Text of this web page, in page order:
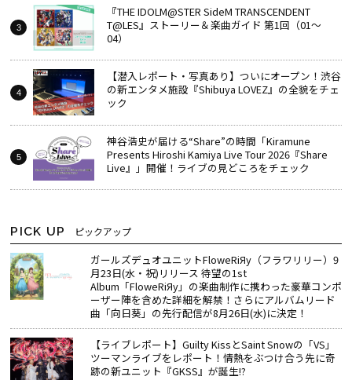
『THE IDOLM@STER SideM TRANSCENDENT
T@LES』ストーリー＆楽曲ガイド 第1回（01～
04）
【潜入レポート・写真あり】ついにオープン！渋谷
の新エンタメ施設『Shibuya LOVEZ』の全貌をチェ
ック
神谷浩史が届ける“Share”の時間――「Kiramune
Presents Hiroshi Kamiya Live Tour 2026『Share
Live』」開催！ライブの見どころをチェック
PICK UP ピックアップ
ガールズデュオユニットFloweRiЯy（フラワリリー）9
月23日(水・祝)リリース 待望の1st
Album「FloweRiЯy」の楽曲制作に携わった豪華コンポ
ーザー陣を含めた詳細を解禁！さらにアルバムリード
曲「向日葵」の先行配信が8月26日(水)に決定！
【ライブレポート】Guilty KissとSaint Snowの「VS」
ツーマンライブをレポート！情熱をぶつけ合う先に奇
跡の新ユニット『GKSS』が誕生!?